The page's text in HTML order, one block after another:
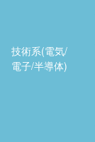
技術系(電気/
電子/半導体)